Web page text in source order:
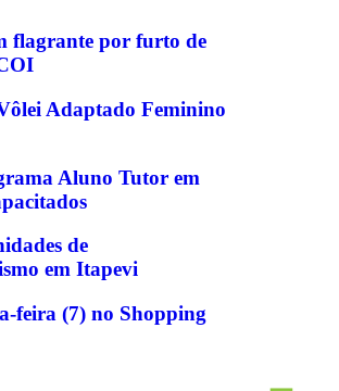
flagrante por furto de
Adaptado Feminino
Aluno Tutor em
de
em Itapevi
feira (7) no Shopping